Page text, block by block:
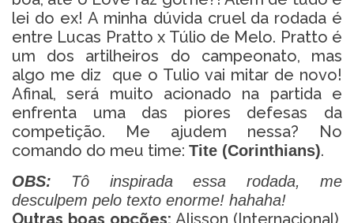
lei do ex! A minha dúvida cruel da rodada é
entre Lucas Pratto x Túlio de Melo. Pratto é
um dos artilheiros do campeonato, mas
algo me diz que o Tulio vai mitar de novo!
Afinal, será muito acionado na partida e
enfrenta uma das piores defesas da
competição. Me ajudem nessa? No
comando do meu time: Tite (Corinthians).
OBS: Tô inspirada essa rodada, me
desculpem pelo texto enorme! hahaha!